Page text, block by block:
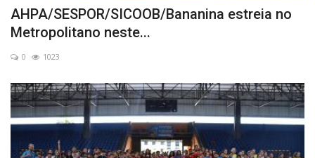
AHPA/SESPOR/SICOOB/Bananina estreia no
Metropolitano neste...
0 1023